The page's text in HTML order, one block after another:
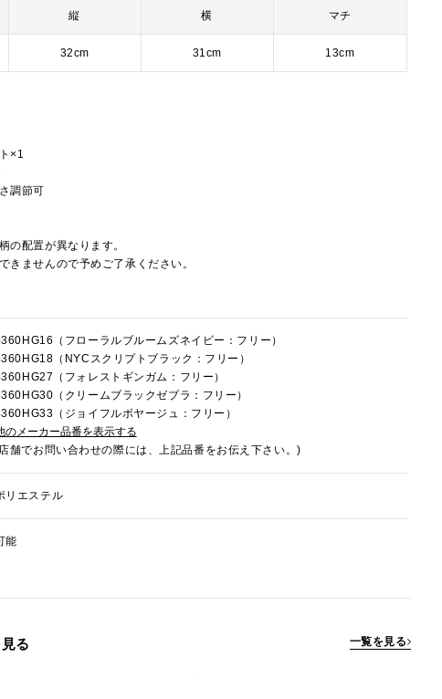
縦 横 マチ
32cm 31cm 13cm
×1
調節可
の配置が異なります。
きませんので予めご了承ください。
（フローラルブルームズネイビー：フリー）
（NYCスクリプトブラック：フリー）
（フォレストギンガム：フリー）
（クリームブラックゼブラ：フリー）
（ジョイフルボヤージュ：フリー）
のメーカー品番を表示する
舗でお問い合わせの際には、上記品番をお伝え下さい。)
リエステル
能
る 一覧を見る